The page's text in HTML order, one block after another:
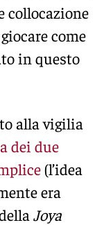
collocazione
come
in questo
alla vigilia
dei due
(l’idea
era
Joya